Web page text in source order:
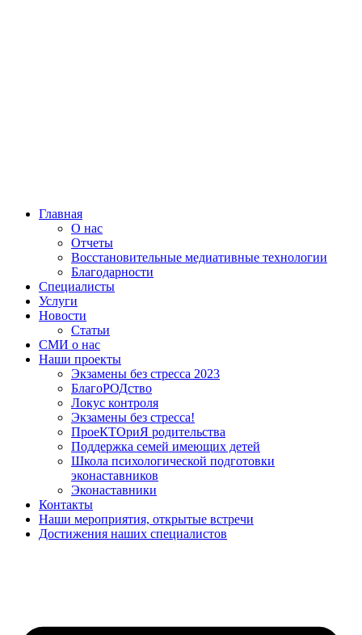
Главная
О нас
Отчеты
Восстановительные медиативные технологии
Благодарности
Специалисты
Услуги
Новости
Статьи
СМИ о нас
Наши проекты
Экзамены без стресса 2023
БлагоРОДство
Локус контроля
Экзамены без стресса!
ПроеКТОриЯ родительства
Поддержка семей имеющих детей
Школа психологической подготовки
эконаставников
Эконаставники
Контакты
Наши мероприятия, открытые встречи
Достижения наших специалистов